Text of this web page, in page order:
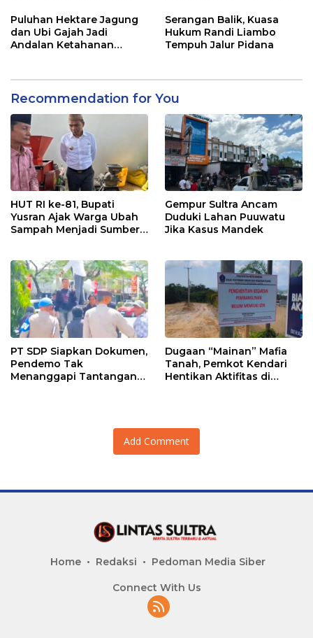
Puluhan Hektare Jagung
dan Ubi Gajah Jadi
Andalan Ketahanan
Serangan Balik, Kuasa
Hukum Randi Liambo
Tempuh Jalur Pidana
Recommendation for You
HUT RI ke-81, Bupati
Yusran Ajak Warga Ubah
Sampah Menjadi Sumber
Gempur Sultra Ancam
Duduki Lahan Puuwatu
Jika Kasus Mandek
PT SDP Siapkan Dokumen,
Pendemo Tak
Menanggapi Tantangan
Dugaan “Mainan” Mafia
Tanah, Pemkot Kendari
Hentikan Aktifitas di
Add Comment
Home Redaksi Pedoman Media Siber
Connect With Us